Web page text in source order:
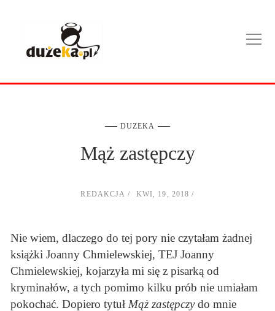
DUZEKA
Mąż zastępczy
REDAKCJA KWI, 19, 2018
Nie wiem, dlaczego do tej pory nie czytałam żadnej
książki Joanny Chmielewskiej, TEJ Joanny
Chmielewskiej, kojarzyła mi się z pisarką od
kryminałów, a tych pomimo kilku prób nie umiałam
pokochać. Dopiero tytuł Mąż zastępczydo mnie